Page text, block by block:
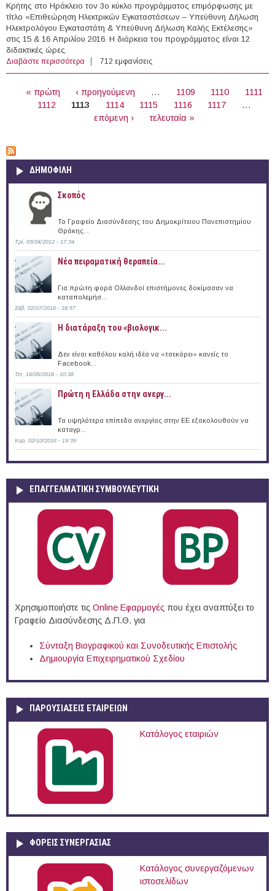
Κρήτης στο Ηράκλειο τον 3ο κύκλο προγράμματος επιμόρφωσης με
τίτλο «Επιθεώρηση Ηλεκτρικών Εγκαταστάσεων – Υπεύθυνη Δήλωση
Ηλεκτρολόγου Εγκαταστάτη & Υπεύθυνη Δήλωση Καλής Εκτέλεσης»
στις 15 & 16 Απριλίου 2016. Η διάρκεια του προγράμματος είναι 12
διδακτικές ώρες.
Διαβάστε περισσότερα για 15-16/04/2016 - Επιμορφωτικό πρόγραμμα
"Επιθεώρηση Ηλεκτρικών Εγκαταστάσεων" (Κρήτη)
712 εμφανίσεις
« πρώτη ‹ προηγούμενη … 1109 1110
1111
1112
1113 1114 1115 1116 1117
…
επόμενη ›
τελευταία »
ΔΗΜΟΦΙΛΗ
Σκοπός
Το Γραφείο Διασύνδεσης του Δημοκρίτειου Πανεπιστημίου
Θράκης...
Τρί, 03/04/2012 - 17:34
Νέα πειραματική θεραπεία...
Για πρώτη φορά Ολλανδοί επιστήμονες δοκίμασαν να
καταπολεμήσ...
Σάβ, 02/07/2016 - 18:57
Η διατάραξη του «βιολογικ...
Δεν είναι καθόλου καλή ιδέα να «τσεκάρει» κανείς το
Facebook...
Τετ, 16/05/2018 - 10:38
Πρώτη η Ελλάδα στην ανεργ...
Τα υψηλότερα επίπεδα ανεργίας στην ΕΕ εξακολουθούν να
καταγρ...
Κυρ, 02/10/2016 - 19:39
ΕΠΑΓΓΕΛΜΑΤΙΚΉ ΣΥΜΒΟΥΛΕΥΤΙΚΉ
Χρησιμοποιήστε τις Online Eφαρμογές που έχει αναπτύξει το
Γραφείο Διασύνδεσης Δ.Π.Θ. για
Σύνταξη Βιογραφικού και Συνοδευτικής Επιστολής
Δημιουργία Επιχειρηματικού Σχεδίου
ΠΑΡΟΥΣΙΆΣΕΙΣ ΕΤΑΙΡΕΙΏΝ
Κατάλογος εταιριών
ΦΟΡΕΙΣ ΣΥΝΕΡΓΑΣΙΑΣ
Κατάλογος συνεργαζόμενων
ιστοσελίδων